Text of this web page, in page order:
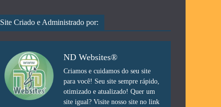
Site Criado e Administrado por:
ND Websites®
Criamos e cuidamos do seu site
para você! Seu site sempre rápido,
otimizado e atualizado! Quer um
site igual? Visite nosso site no link